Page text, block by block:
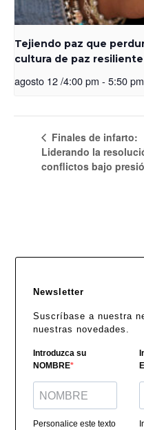
Tejiendo paz que
cultura de paz resiliente
agosto 12 /4:00 pm - 5:50 pm
Finales de infarto:
Liderando la
conflictos bajo
Newsletter
Suscríbase a nuestra
nuestras novedades.
Introduzca su
NOMBRE
Personalice este texto